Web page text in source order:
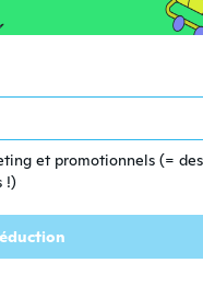
NO SMELL TOO THEM..
et promotionnels (= des
!)